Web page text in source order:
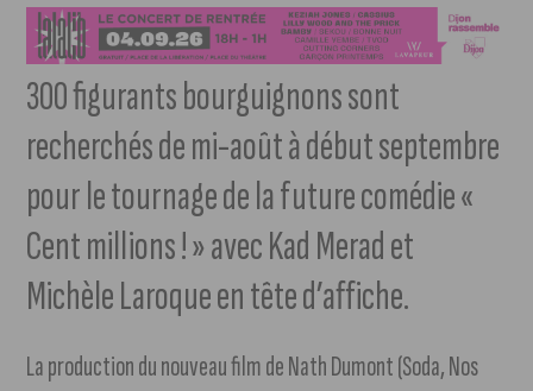
300 figurants bourguignons sont
recherchés de mi-août à début septembre
pour le tournage de la future comédie «
Cent millions ! » avecKad Merad et
Michèle Laroque en tête d’affiche.
La production du nouveau film de Nath Dumont (Soda, Nos